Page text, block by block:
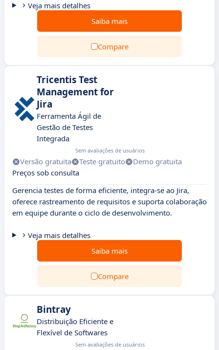
Veja mais detalhes
Saiba mais
Compare
Tricentis Test
Management for
Jira
Ferramenta Ágil de
Gestão de Testes
Integrada
Sem avaliações de usuários
Versão gratuita Teste gratuito
Demo gratuita
Preços sob consulta
Gerencia testes de forma eficiente, integra-se ao Jira,
oferece rastreamento de requisitos e suporta colaboração
em equipe durante o ciclo de desenvolvimento.
Veja mais detalhes
Saiba mais
Compare
Bintray
Distribuição Eficiente e
Flexível de Softwares
Sem avaliações de usuários